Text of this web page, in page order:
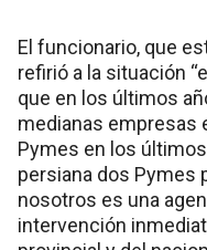
El funcionario, que
refirió a la situación
que en los últimos
medianas empresas
Pymes en los
persiana dos Pymes
nosotros es una
intervención